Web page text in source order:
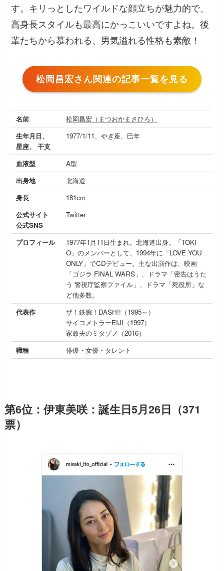
す。キリっとしたワイルドな顔立ちが魅力的で、
高身長スタイルも最高にかっこいいですよね。後
輩たちから慕われる、男気溢れる性格も素敵！
松岡昌宏さん関連の記事一覧を見る
名前
松岡昌宏（まつおかまさひろ）
生年月日、
星座、 干支
1977/1/11、やぎ座、巳年
血液型
A型
出身地
北海道
身長
181cm
公式サイト
公式SNS
Twitter
プロフィール
1977年1月11日生まれ。北海道出身。「TOKI
O」のメンバーとして、1994年に「LOVE YOU
ONLY」でCDデビュー。主な出演作は、映画
「ゴジラ FINAL WARS」、ドラマ「密告はうた
う 警視庁監察ファイル」、ドラマ「死役所」な
ど他多数。
代表作
ザ！鉄腕！DASH!!（1995～）
サイコメトラーEIJI（1997）
家政夫のミタゾノ（2016）
職種
俳優・女優・タレント
第6位：伊東美咲：誕生日5月26日（371
票）